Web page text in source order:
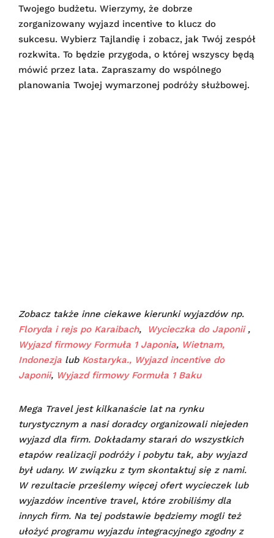
Twojego budżetu. Wierzymy, że dobrze
zorganizowany wyjazd incentive to klucz do
sukcesu. Wybierz Tajlandię i zobacz, jak Twój zespół
rozkwita. To będzie przygoda, o której wszyscy będą
mówić przez lata. Zapraszamy do wspólnego
planowania Twojej wymarzonej podróży służbowej.
Zobacz także inne ciekawe kierunki wyjazdów np.
Floryda i rejs po Karaibach, Wycieczka do Japonii,
Wyjazd firmowy Formuła 1 Japonia, Wietnam,
Indonezja lub Kostaryka., Wyjazd incentive do
Japonii, Wyjazd firmowy Formuła 1 Baku
Mega Travel jest kilkanaście lat na rynku
turystycznym a nasi doradcy organizowali niejeden
wyjazd dla firm. Dokładamy starań do wszystkich
etapów realizacji podróży i pobytu tak, aby wyjazd
był udany. W związku z tym skontaktuj się z nami.
W rezultacie prześlemy więcej ofert wycieczek lub
wyjazdów incentive travel, które zrobiliśmy dla
innych firm. Na tej podstawie będziemy mogli też
ułożyć programu wyjazdu integracyjnego zgodny z